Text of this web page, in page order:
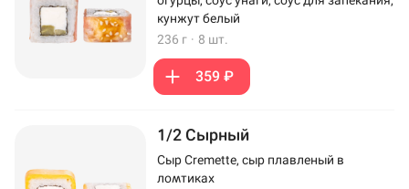
кунжут белый
236 г · 8 шт.
359 ₽
1/2 Сырный
Сыр Cremette, сыр плавленый в
ломтиках